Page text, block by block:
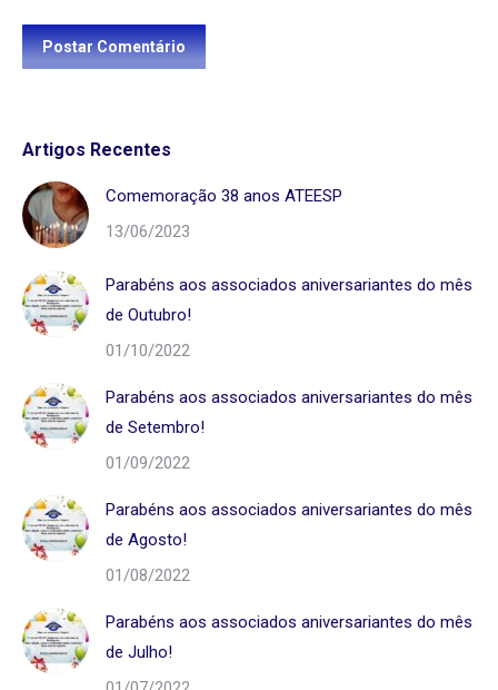
Postar Comentário
Artigos Recentes
Comemoração 38 anos ATEESP
13/06/2023
Parabéns aos associados aniversariantes do mês
de Outubro!
01/10/2022
Parabéns aos associados aniversariantes do mês
de Setembro!
01/09/2022
Parabéns aos associados aniversariantes do mês
de Agosto!
01/08/2022
Parabéns aos associados aniversariantes do mês
de Julho!